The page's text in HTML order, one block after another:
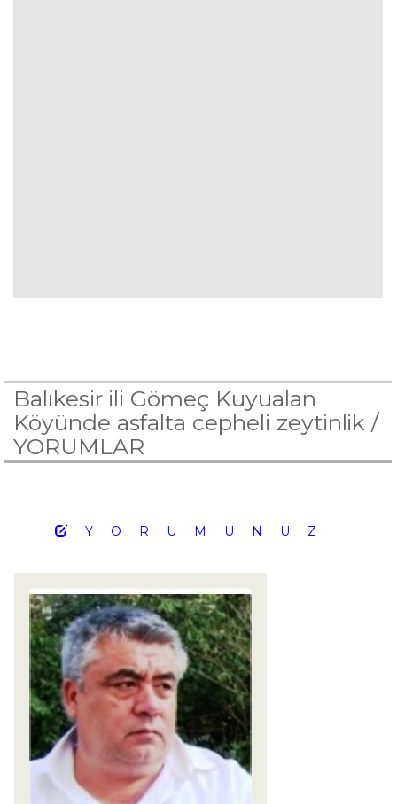
Balıkesir ili Gömeç Kuyualan
Köyünde asfalta cepheli zeytinlik /
YORUMLAR
YORUMUNUZ